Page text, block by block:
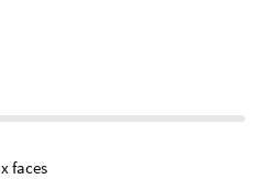
faces